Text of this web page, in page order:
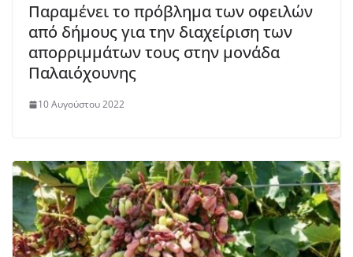
Παραμένει το πρόβλημα των οφειλών
από δήμους για την διαχείριση των
απορριμμάτων τους στην μονάδα
Παλαιόχουνης
10 Αυγούστου 2022